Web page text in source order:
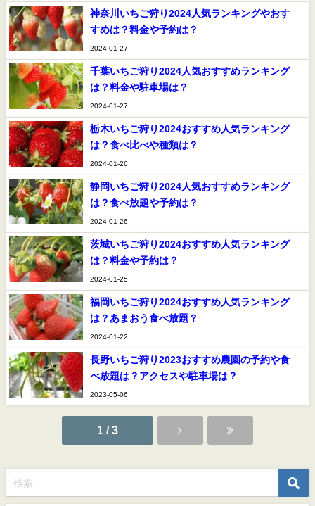
神奈川いちご狩り2024人気ランキングやおす
すめは？料金や予約は？
2024-01-27
千葉いちご狩り2024人気おすすめランキング
は？料金や駐車場は？
2024-01-27
栃木いちご狩り2024おすすめ人気ランキング
は？食べ比べや種類は？
2024-01-26
静岡いちご狩り2024人気おすすめランキング
は？食べ放題や予約は？
2024-01-26
茨城いちご狩り2024おすすめ人気ランキング
は？料金や予約は？
2024-01-25
福岡いちご狩り2024おすすめ人気ランキング
は？あまおう食べ放題？
2024-01-22
長野いちご狩り2023おすすめ農園の予約や食
べ放題は？アクセスや駐車場は？
2023-05-06
1 / 3